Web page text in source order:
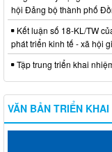
hội Đảng bộ thành phố
Kết luận số 18-KL/TW
phát triển kinh tế - xã hội
Tập trung triển khai
VĂN BẢN TRIỂN